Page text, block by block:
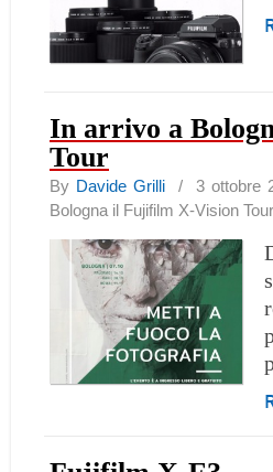
In arrivo a
Tour
By Davide Grilli/ 3 ottobre
Bologna il Fujifilm X-Vision Tour